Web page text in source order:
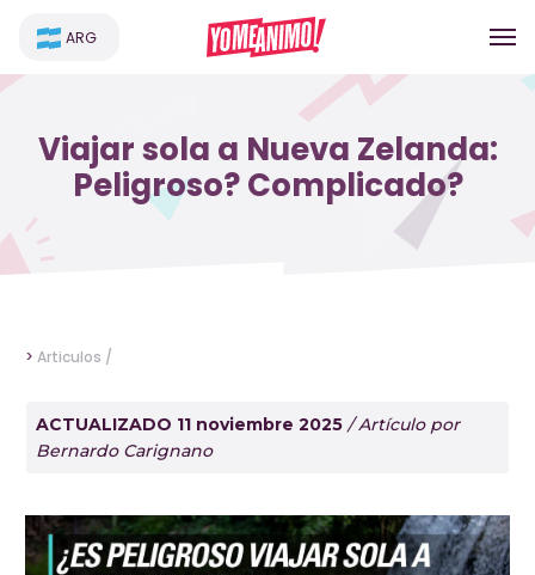
ARG
Viajar sola a Nueva Zelanda:
Peligroso? Complicado?
> Articulos /
ACTUALIZADO 11 noviembre 2025 / Artículo por
Bernardo Carignano